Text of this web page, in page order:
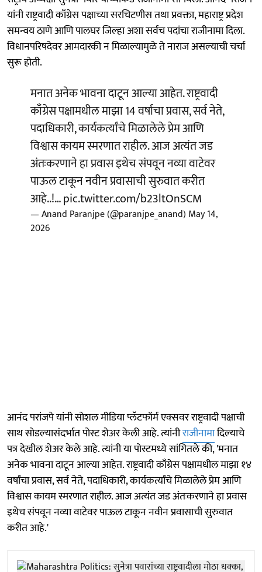
यांनी राष्ट्रवादी काँग्रेस पक्षाच्या सरचिटणीस तथा प्रवक्ता, महाराष्ट्र प्रदेश
समन्वय ठाणे आणि पालघर जिल्हा अशा सर्वच पदांचा राजीनामा दिला.
विधानपरिषदेवर आमदारकी न मिळाल्यामुळे ते नाराज असल्याची चर्चा
सुरू होती.
मनात अनेक भावना दाटून आल्या आहेत. राष्ट्रवादी
काँग्रेस पक्षामधील माझा 14 वर्षाचा प्रवास, सर्व नेते,
पदाधिकारी, कार्यकर्त्यांचे मिळालेले प्रेम आणि
विश्वास कायम स्मरणात राहील. आज अत्यंत जड
अंतःकरणाने हा प्रवास इथेच संपवून नव्या वाटेवर
पाऊल टाकून नवीन प्रवासाची सुरुवात करीत
आहे..!…pic.twitter.com/b23ltOnSCM
— Anand Paranjpe (@paranjpe_anand) May 14,
2026
आनंद परांजपे यांनी सोशल मीडिया प्लॅटफॉर्म एक्सवर राष्ट्रवादी पक्षाची
साथ सोडल्यासंदर्भात पोस्ट शेअर केली आहे. त्यांनीराजीनामादिल्याचे
पत्र देखील शेअर केले आहे. त्यांनी या पोस्टमध्ये सांगितले की, 'मनात
अनेक भावना दाटून आल्या आहेत. राष्ट्रवादी काँग्रेस पक्षामधील माझा १४
वर्षांचा प्रवास, सर्व नेते, पदाधिकारी, कार्यकर्त्यांचे मिळालेले प्रेम आणि
विश्वास कायम स्मरणात राहील. आज अत्यंत जड अंतःकरणाने हा प्रवास
इथेच संपवून नव्या वाटेवर पाऊल टाकून नवीन प्रवासाची सुरुवात
करीत आहे.'